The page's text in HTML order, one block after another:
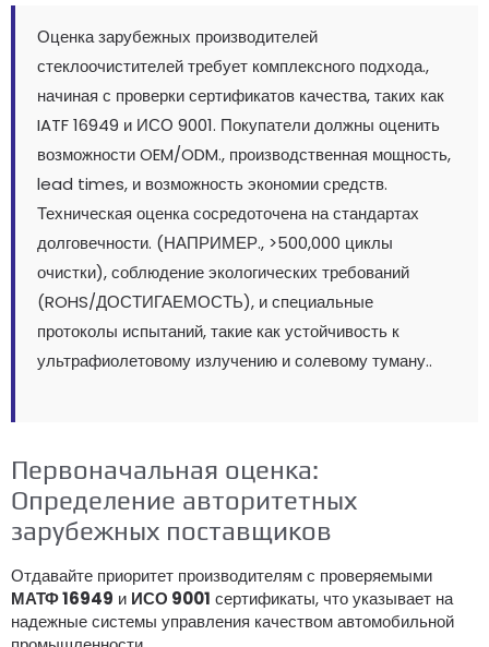
Оценка зарубежных производителей
стеклоочистителей требует комплексного подхода.,
начиная с проверки сертификатов качества, таких как
IATF 16949 и ИСО 9001. Покупатели должны оценить
возможности OEM/ODM., производственная мощность,
lead times, и возможность экономии средств.
Техническая оценка сосредоточена на стандартах
долговечности. (НАПРИМЕР., >500,000 циклы
очистки), соблюдение экологических требований
(ROHS/ДОСТИГАЕМОСТЬ), и специальные
протоколы испытаний, такие как устойчивость к
ультрафиолетовому излучению и солевому туману..
Первоначальная оценка:
Определение авторитетных
зарубежных поставщиков
Отдавайте приоритет производителям с проверяемыми
МАТФ 16949 и ИСО 9001 сертификаты, что указывает на
надежные системы управления качеством автомобильной